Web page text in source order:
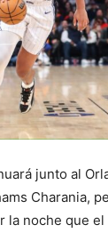
junto al
Charania,
la noche que